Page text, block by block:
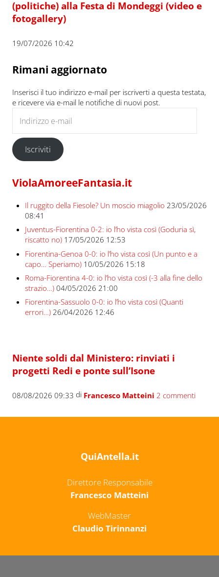
(politiche) alla Festa di Mondeggi (video e
fotogallery)
19/07/2026 10:42
Rimani aggiornato
Inserisci il tuo indirizzo e-mail per iscriverti a questa testata,
e ricevere via e-mail le notifiche di nuovi post.
Iscriviti
ViolaAmoreeFantasia.it
Il ruggito della Fiesole? Un moscio miagolio 23/05/2026
08:41
Juventus-Fiorentina 0-2: io l’ho vista così (Goduria sì,
riscatto no) 17/05/2026 12:53
Fiorentina-Genoa 0-0: io l’ho vista così (Un punto e a
capo… Speriamo) 10/05/2026 15:18
Roma-Fiorentina 4-0: io l’ho vista così (-3 alla fine dello
strazio…) 04/05/2026 21:00
Fiorentina-Sassuolo 0-0: io l’ho vista così (Quanti
errori…) 26/04/2026 12:46
Niente soldi dal Ministero: rinviati i
progetti Redi e ponte sull’Isone
08/08/2026 09:33 di Francesco Matteini 2 commenti
QuiAntella.it
Direttore Responsabile
Francesco Matteini
WebMaster
Claudio Tirinnanzi